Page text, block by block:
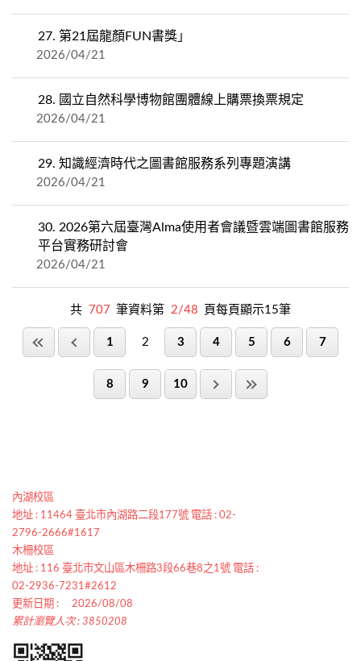
27. 第21屆龍顏FUN書獎」
2026/04/21
28. 國立自然科學博物館團體線上購票換票規定
2026/04/21
29. 知識經濟時代之圖書館服務系列專題演講
2026/04/21
30. 2026第六屆臺灣Alma使用者會議暨雲端圖書館服務
平台實務研討會
2026/04/21
共 707 筆資料第 2/48 頁每頁顯示15筆
1 2 3 4 5 6 7
8 9 10
內湖校區
地址 : 11464 臺北市內湖路二段177號 電話 : 02-
2796-2666#1617
木柵校區
地址 : 116 臺北市文山區木柵路3段66巷8之1號 電話 :
02-2936-7231#2612
更新日期 :
2026/08/08
累計瀏覽人次 : 3850208